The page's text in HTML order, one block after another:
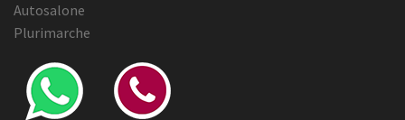
Autosalone
Plurimarche